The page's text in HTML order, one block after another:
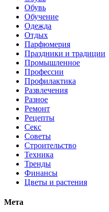
Обувь
Обучение
Одежда
Отдых
Парфюмерия
Праздники и традиции
Промышленное
Профессии
Профилактика
Развлечения
Разное
Ремонт
Рецепты
Секс
Советы
Строительство
Техника
Тренды
Финансы
Цветы и растения
Мета